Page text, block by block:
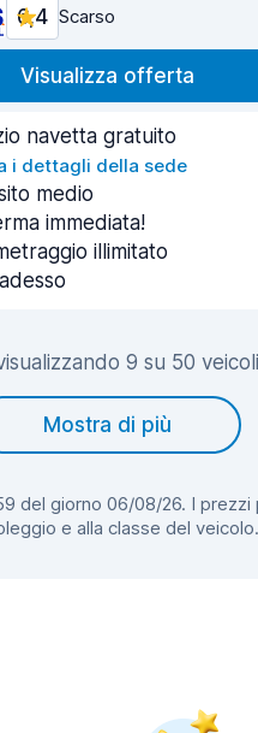
6,4 Scarso
Visualizza offerta
navetta gratuito
i dettagli della sede
medio
immediata!
illimitato
9 su 50 veicoli
Mostra di più
del giorno 06/08/26. I
e alla classe del veicolo.